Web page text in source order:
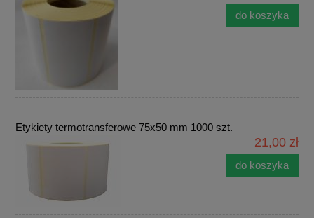
do koszyka
Etykiety termotransferowe 75x50 mm 1000 szt.
21,00 zł
do koszyka